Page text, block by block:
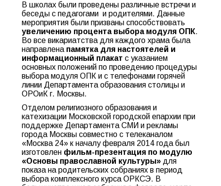
В школах были проведены различные встречи и
беседы с педагогами и родителями. Данные
мероприятия были призваны способствовать
увеличению процента выбора модуля ОПК.
Во все викариатства для каждого храма была
направлена памятка для настоятелей и
информационный плакат с указанием
основных положений по проведению процедуры
выбора модуля ОПК и с телефонами горячей
линии Департамента образования столицы и
ОРОиК г. Москвы.
Отделом религиозного образования и
катехизации Московской городской епархии при
поддержке Департамента СМИ и рекламы
города Москвы совместно с телеканалом
«Москва 24» к началу февраля 2014 года был
изготовлен фильм-презентация по модулю
«Основы православной культуры» для
показа на родительских собраниях в период
выбора комплексного курса ОРКСЭ. В